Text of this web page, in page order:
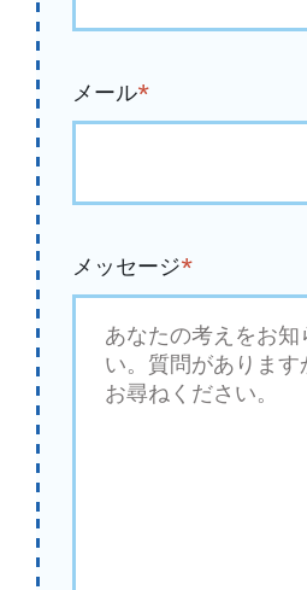
メール*
メッセージ*